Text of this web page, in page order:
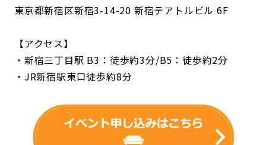
東京都新宿区新宿3-14-20 新宿テアトルビル 6F
【アクセス】
・新宿三丁目駅 B3：徒歩約3分/B5：徒歩約2分
・JR新宿駅東口徒歩約8分